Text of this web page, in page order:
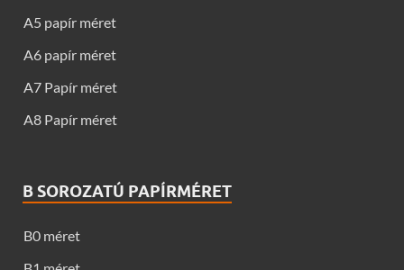
A5 papír méret
A6 papír méret
A7 Papír méret
A8 Papír méret
B SOROZATÚ PAPÍRMÉRET
B0 méret